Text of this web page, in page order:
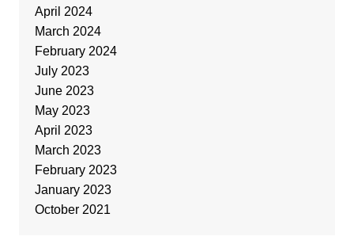
April 2024
March 2024
February 2024
July 2023
June 2023
May 2023
April 2023
March 2023
February 2023
January 2023
October 2021